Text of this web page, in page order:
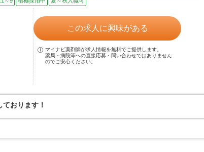
この求人に興味がある
マイナビ薬剤師が求人情報を無料でご提供します。
薬局・病院等への直接応募・問い合わせではありません
のでご安心ください。
おります！